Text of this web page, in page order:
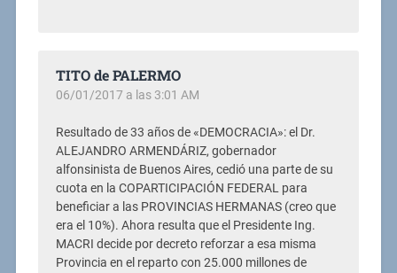
TITO de PALERMO
06/01/2017 a las 3:01 AM
Resultado de 33 años de «DEMOCRACIA»: el Dr.
ALEJANDRO ARMENDÁRIZ, gobernador
alfonsinista de Buenos Aires, cedió una parte de su
cuota en la COPARTICIPACIÓN FEDERAL para
beneficiar a las PROVINCIAS HERMANAS (creo que
era el 10%). Ahora resulta que el Presidente Ing.
MACRI decide por decreto reforzar a esa misma
Provincia en el reparto con 25.000 millones de